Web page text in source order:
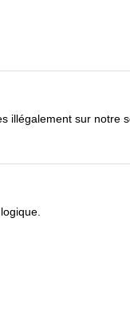
illégalement sur notre